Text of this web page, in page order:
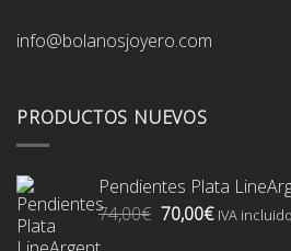
info@bolanosjoyero.com
PRODUCTOS NUEVOS
Pendientes Plata
74,00€ El
70,00€ElIVA incluido